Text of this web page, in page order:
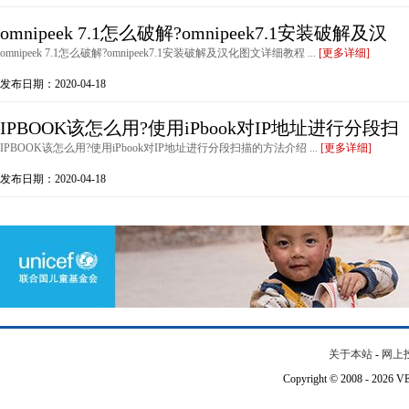
omnipeek 7.1怎么破解?omnipeek7.1安装破解及汉
omnipeek 7.1怎么破解?omnipeek7.1安装破解及汉化图文详细教程 ... [更多详细]
发布日期：2020-04-18
IPBOOK该怎么用?使用iPbook对IP地址进行分段扫
IPBOOK该怎么用?使用iPbook对IP地址进行分段扫描的方法介绍 ... [更多详细]
发布日期：2020-04-18
关于本站 - 网上
Copyright © 2008 - 2026